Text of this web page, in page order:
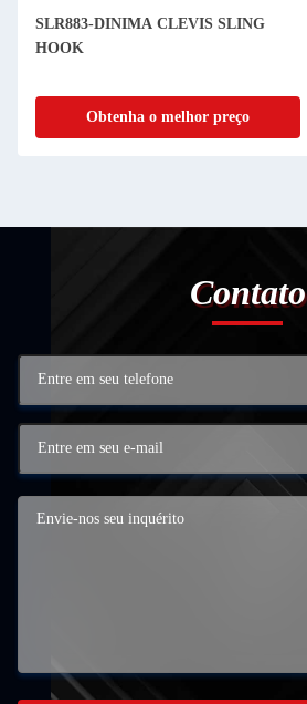
SLR883-DINIMA CLEVIS SLING
HOOK
Obtenha o melhor preço
Contato